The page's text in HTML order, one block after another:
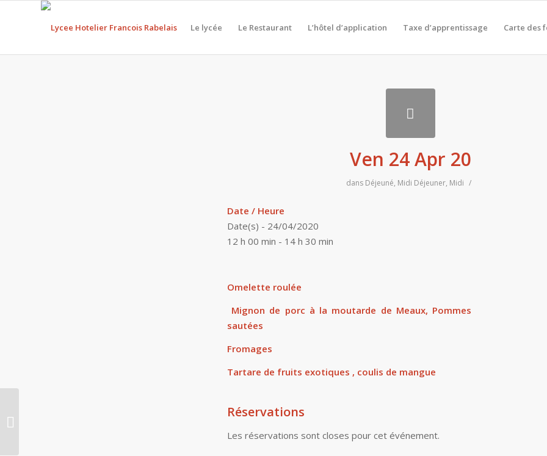
Le lycée Le Restaurant L’hôtel d’application Taxe d’apprentissage Carte des
Ven 24 Apr 20
dans Déjeuné, Midi Déjeuner, Midi /
Date / Heure
Date(s) - 24/04/2020
12 h 00 min - 14 h 30 min
Omelette roulée
Mignon de porc à la moutarde de Meaux, Pommes
sautées
Fromages
Tartare de fruits exotiques , coulis de mangue
Réservations
Les réservations sont closes pour cet événement.